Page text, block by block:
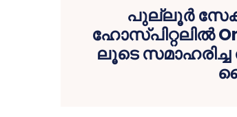
പുല്ലൂർ
ഹോസ്പിറ്റലിൽ
ലൂടെ